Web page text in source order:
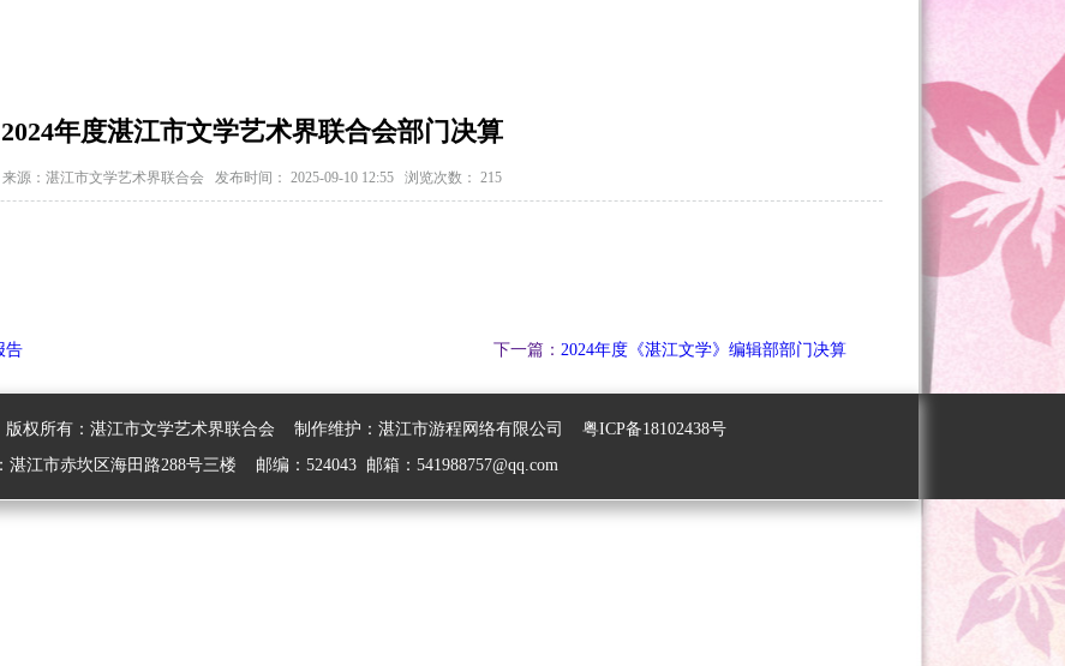
2024年度湛江市文学艺术界联合会部门决算
来源：湛江市文学艺术界联合会 发布时间： 2025-09-10 12:55 浏览次数： 215
告 下一篇： 2024年度《湛江文学》编辑部部门决算
版权所有：湛江市文学艺术界联合会 制作维护：湛江市游程网络有限公司 粤ICP备18102438号
湛江市赤坎区海田路288号三楼 邮编：524043 邮箱：541988757@qq.com